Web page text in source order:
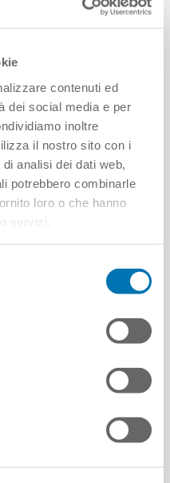
contenuti ed
dei social media e per
inoltre
il nostro sito con i
analisi dei dati web,
potrebbero combinarle
loro o che hanno
servizi.
di